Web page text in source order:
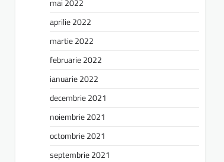
mai 2022
aprilie 2022
martie 2022
februarie 2022
ianuarie 2022
decembrie 2021
noiembrie 2021
octombrie 2021
septembrie 2021